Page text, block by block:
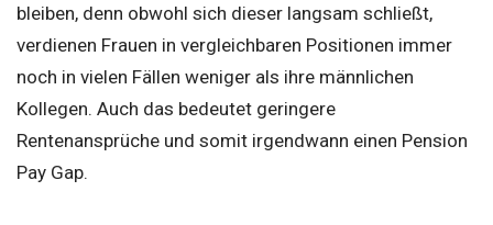
bleiben, denn obwohl sich dieser langsam schließt,
verdienen Frauen in vergleichbaren Positionen immer
noch in vielen Fällen weniger als ihre männlichen
Kollegen. Auch das bedeutet geringere
Rentenansprüche und somit irgendwann einen Pension
Pay Gap.